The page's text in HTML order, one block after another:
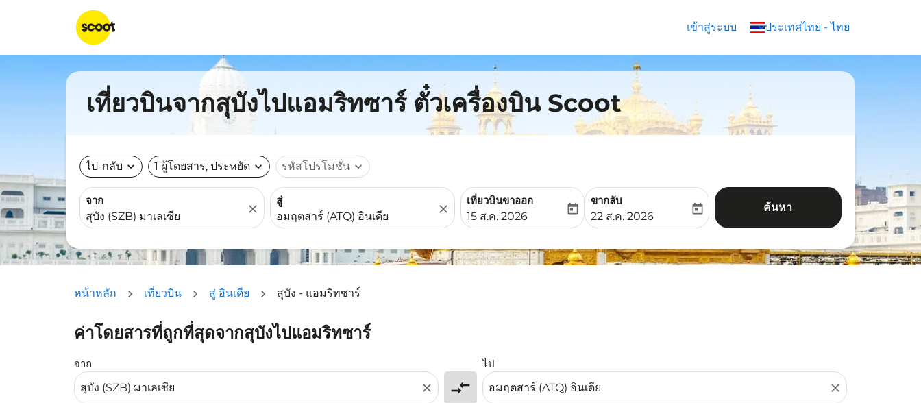
เข้าสู่ระบบ ประเทศไทย - ไทย
keyboard_arrow_down
เที่ยวบินจากสุบังไปแอมริทซาร์ ตั๋วเครื่องบิน Scoot
ไป-กลับ expand_more 1 ผู้โดยสาร, ประหยัด expand_more รหัสโปรโมชั่น expand_more
จาก
close
สู่
close
เที่ยวบินขาออก
fc-booking-departure-date-aria-label
15 ส.ค. 2026
today
ขากลับ
fc-booking-return-date-aria-label
22 ส.ค. 2026
today ค้นหา
หน้าหลัก เที่ยวบิน สู่ อินเดีย สุบัง - แอมริทซาร์
ค่าโดยสารที่ถูกที่สุดจากสุบังไปแอมริทซาร์
จาก
close compare_arrows
ไป
close
ลองอัปเดตเส้นทางของคุณ (ต้นทางและ/หรือปลายทาง) หรือเลือกวันที่ด้านล่างเพื่อค้นหาข้อเสนอ